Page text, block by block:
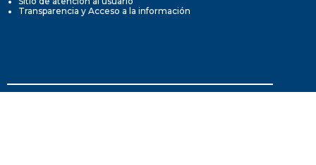
Transparencia y Acceso a la información